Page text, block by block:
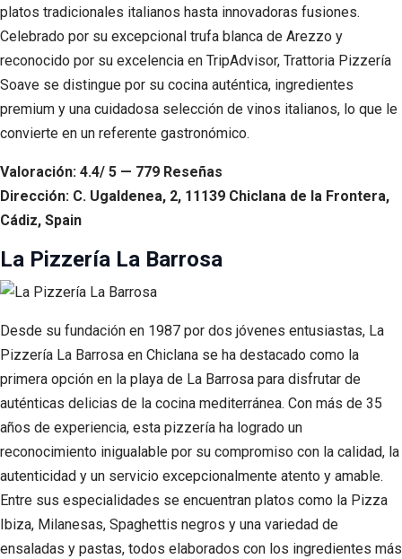
platos tradicionales italianos hasta innovadoras fusiones.
Celebrado por su excepcional trufa blanca de Arezzo y
reconocido por su excelencia en TripAdvisor, Trattoria Pizzería
Soave se distingue por su cocina auténtica, ingredientes
premium y una cuidadosa selección de vinos italianos, lo que le
convierte en un referente gastronómico.
Valoración: 4.4/ 5 — 779 Reseñas
Dirección: C. Ugaldenea, 2, 11139 Chiclana de la Frontera,
Cádiz, Spain
La Pizzería La Barrosa
Desde su fundación en 1987 por dos jóvenes entusiastas, La
Pizzería La Barrosa en Chiclana se ha destacado como la
primera opción en la playa de La Barrosa para disfrutar de
auténticas delicias de la cocina mediterránea. Con más de 35
años de experiencia, esta pizzería ha logrado un
reconocimiento inigualable por su compromiso con la calidad, la
autenticidad y un servicio excepcionalmente atento y amable.
Entre sus especialidades se encuentran platos como la Pizza
Ibiza, Milanesas, Spaghettis negros y una variedad de
ensaladas y pastas, todos elaborados con los ingredientes más